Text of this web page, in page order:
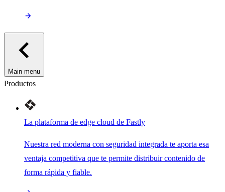
Main menu
Productos
La plataforma de edge cloud de Fastly
Nuestra red moderna con seguridad integrada te aporta esa
ventaja competitiva que te permite distribuir contenido de
forma rápida y fiable.